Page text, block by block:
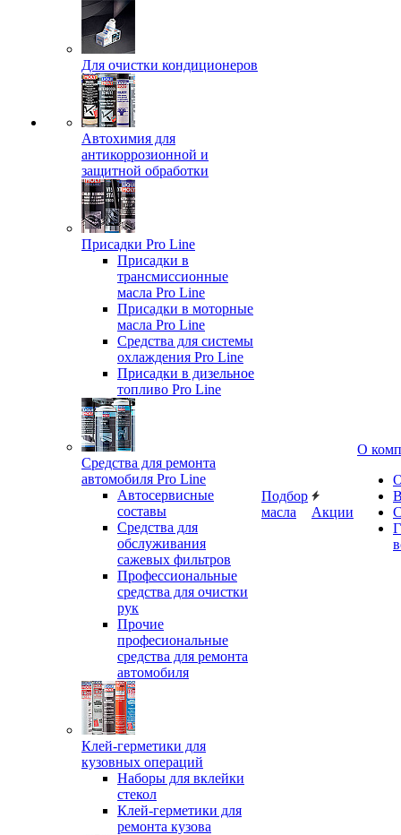
Для очистки кондиционеров
Автохимия для
антикоррозионной и
защитной обработки
Присадки Pro Line
Присадки в
трансмиссионные
масла Pro Line
Присадки в моторные
масла Pro Line
Средства для системы
охлаждения Pro Line
Присадки в дизельное
топливо Pro Line
Средства для ремонта
автомобиля Pro Line
Автосервисные
составы
Средства для
обслуживания
сажевых фильтров
Профессиональные
средства для очистки
рук
Прочие
професиональные
средства для ремонта
автомобиля
Клей-герметики для
кузовных операций
Наборы для вклейки
стекол
Клей-герметики для
ремонта кузова
Подбор
масла
Акции
О